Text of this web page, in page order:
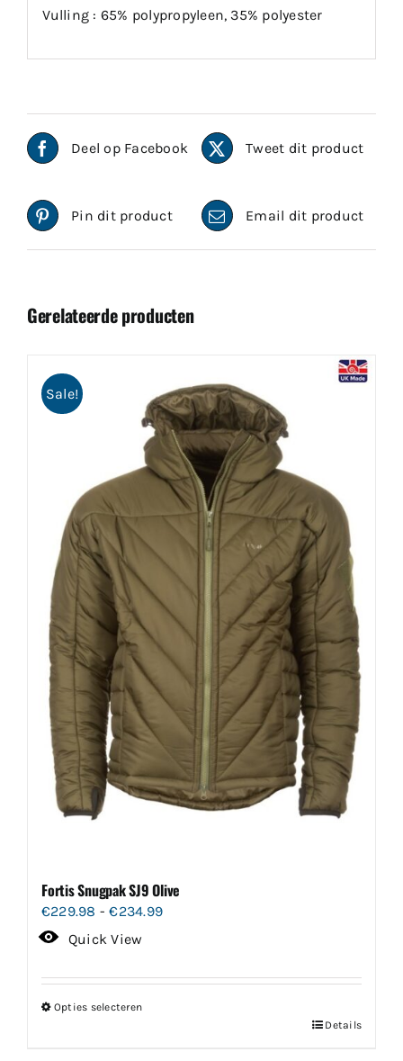
Vulling : 65% polypropyleen, 35% polyester
Deel op Facebook Tweet dit product
Pin dit product Email dit product
Gerelateerde producten
Sale!
Fortis Snugpak SJ9 Olive
€229.98 - €234.99Prijsklasse:
€234.99
Quick View
Opties selecteren
Details